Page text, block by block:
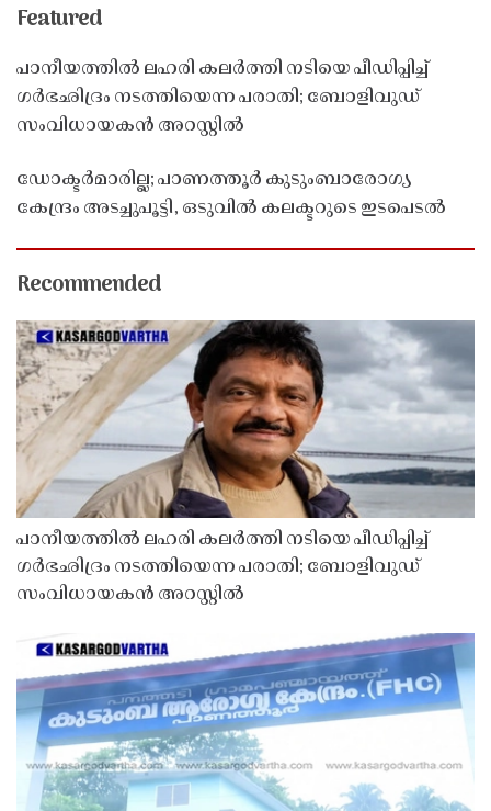
Featured
പാനീയത്തിൽ ലഹരി കലർത്തി നടിയെ പീഡിപ്പിച്ച്
ഗർഭഛിദ്രം നടത്തിയെന്ന പരാതി; ബോളിവുഡ്
സംവിധായകൻ അറസ്റ്റിൽ
ഡോക്ടർമാരില്ല; പാണത്തൂർ കുടുംബാരോഗ്യ
കേന്ദ്രം അടച്ചുപൂട്ടി, ഒടുവിൽ കലക്ടറുടെ ഇടപെടൽ
Recommended
പാനീയത്തിൽ ലഹരി കലർത്തി നടിയെ പീഡിപ്പിച്ച്
ഗർഭഛിദ്രം നടത്തിയെന്ന പരാതി; ബോളിവുഡ്
സംവിധായകൻ അറസ്റ്റിൽ